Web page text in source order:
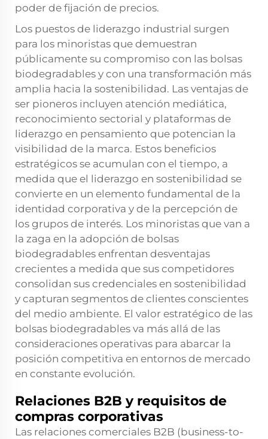
poder de fijación de precios.
Los puestos de liderazgo industrial surgen
para los minoristas que demuestran
públicamente su compromiso con las bolsas
biodegradables y con una transformación más
amplia hacia la sostenibilidad. Las ventajas de
ser pioneros incluyen atención mediática,
reconocimiento sectorial y plataformas de
liderazgo en pensamiento que potencian la
visibilidad de la marca. Estos beneficios
estratégicos se acumulan con el tiempo, a
medida que el liderazgo en sostenibilidad se
convierte en un elemento fundamental de la
identidad corporativa y de la percepción de
los grupos de interés. Los minoristas que van a
la zaga en la adopción de bolsas
biodegradables enfrentan desventajas
crecientes a medida que sus competidores
consolidan sus credenciales en sostenibilidad
y capturan segmentos de clientes conscientes
del medio ambiente. El valor estratégico de las
bolsas biodegradables va más allá de las
consideraciones operativas para abarcar la
posición competitiva en entornos de mercado
en constante evolución.
Relaciones B2B y requisitos de
compras corporativas
Las relaciones comerciales B2B (business-to-